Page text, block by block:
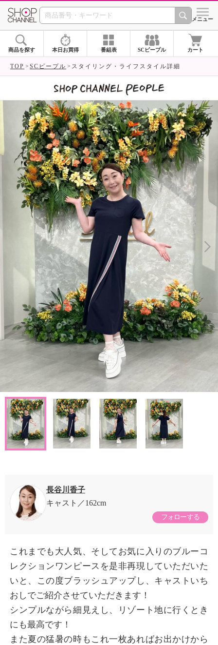
SHOP CHANNEL シメニュー
商品を探す 本日お買得 番組表 SCピープル カート
TOP SCピープル スタイリング・ライフスタイル詳細
長谷川香子
キャスト
162cm
フォローする
これまでも大人気、そしてお気に入りのブルーコ
レクションワンピースを是非再現していただいた
いと、この度ブラッシュアップし、キャストいち
おしでご紹介させていただきます！
シンプルながら細見えし、リゾート地に行くとき
にも最高です！
また夏の猛暑の時もこれ一枚あればお出かけから